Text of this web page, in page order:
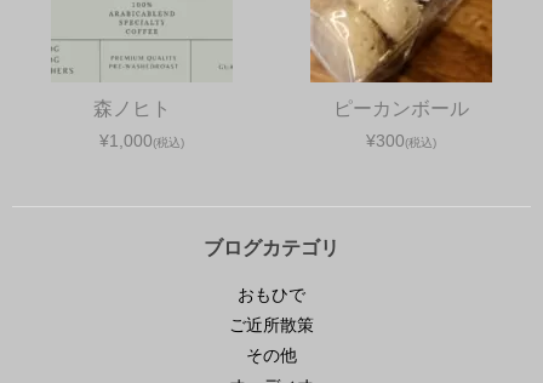
森ノヒト
¥1,000(税込)
ピーカンボール
¥300(税込)
ブログカテゴリ
おもひで
ご近所散策
その他